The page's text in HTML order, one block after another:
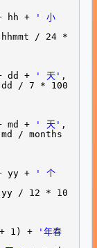
hh +
' 小
/ 24 *
dd + ' 天' ,
/ 7 * 100
md + ' 天' ,
/ months
yy +
' 个
/ 12 * 10
1) +
'年春